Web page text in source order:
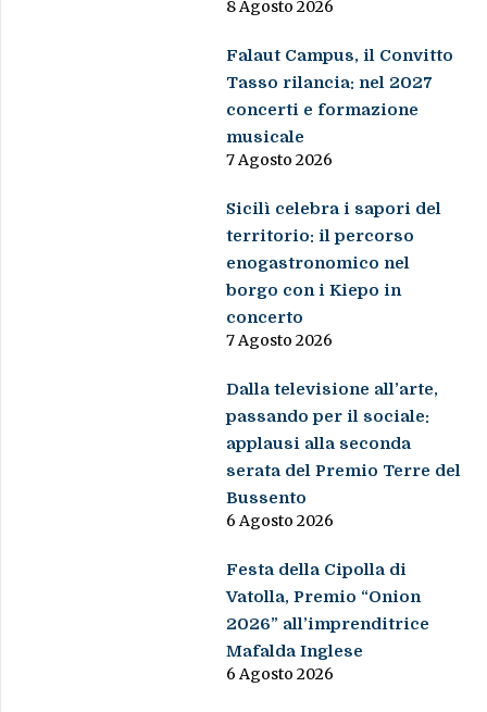
8 Agosto 2026
Falaut Campus, il Convitto
Tasso rilancia: nel 2027
concerti e formazione
musicale
7 Agosto 2026
Sicilì celebra i sapori del
territorio: il percorso
enogastronomico nel
borgo con i Kiepo in
concerto
7 Agosto 2026
Dalla televisione all’arte,
passando per il sociale:
applausi alla seconda
serata del Premio Terre del
Bussento
6 Agosto 2026
Festa della Cipolla di
Vatolla, Premio “Onion
2026” all’imprenditrice
Mafalda Inglese
6 Agosto 2026